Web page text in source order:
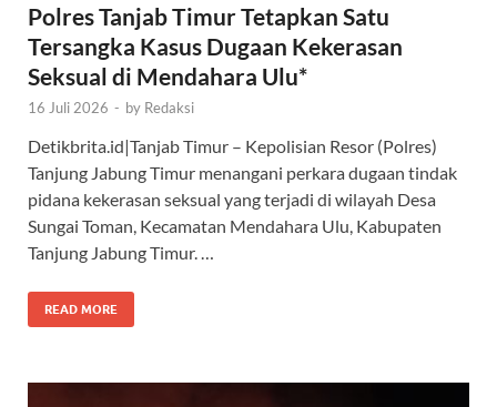
Polres Tanjab Timur Tetapkan Satu
Tersangka Kasus Dugaan Kekerasan
Seksual di Mendahara Ulu*
16 Juli 2026 - by Redaksi
Detikbrita.id|Tanjab Timur – Kepolisian Resor (Polres)
Tanjung Jabung Timur menangani perkara dugaan tindak
pidana kekerasan seksual yang terjadi di wilayah Desa
Sungai Toman, Kecamatan Mendahara Ulu, Kabupaten
Tanjung Jabung Timur. …
READ MORE